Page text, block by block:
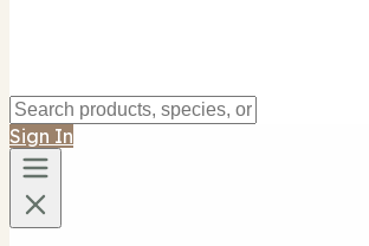
Sign In